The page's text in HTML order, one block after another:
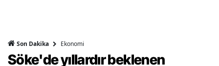
Son Dakika Ekonomi
Söke'de yıllardır beklenen